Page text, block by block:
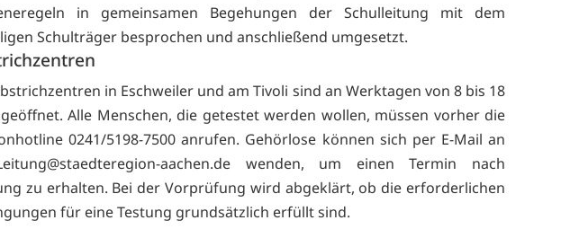
in gemeinsamen Begehungen der Schulleitung mit dem
Schulträger besprochen und anschließend umgesetzt.
in Eschweiler und am Tivoli sind an Werktagen von 8 bis 18
Alle Menschen, die getestet werden wollen, müssen vorher die
0241/5198-7500 anrufen. Gehörlose können sich per E-Mail an
Leitung@staedteregion-aachen.de wenden, um einen Termin nach
zu erhalten. Bei der Vorprüfung wird abgeklärt, ob die erforderlichen
für eine Testung grundsätzlich erfüllt sind.